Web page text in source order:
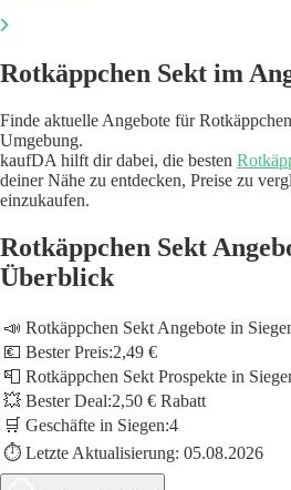
Rotkäppchen Sekt im
Finde aktuelle Angebote für
Umgebung.
kaufDA hilft dir dabei, die besten
deiner Nähe zu entdecken, Preise zu
einzukaufen.
Rotkäppchen Sekt
Überblick
📣 Rotkäppchen Sekt Angebote in
💶 Bester Preis:2,49 €
📮 Rotkäppchen Sekt Prospekte in
💥 Bester Deal:2,50 € Rabatt
🛒 Geschäfte in Siegen:4
⏱️ Letzte Aktualisierung: 05.08.2026